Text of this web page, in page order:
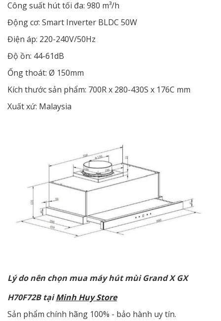
Công suất hút tối đa: 980 m³/h
Động cơ: Smart Inverter BLDC 50W
Điện áp: 220-240V/50Hz
Độ ồn: 44-61dB
Ống thoát: Ø 150mm
Kích thước sản phẩm: 700R x 280-430S x 176C mm
Xuất xứ: Malaysia
Lý do nên chọn mua máy hút mùi Grand X GX
H70F72B tạiMinh Huy Store
Sản phẩm chính hãng 100% - bảo hành uy tín.